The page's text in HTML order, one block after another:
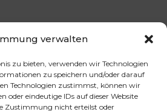
verwalten
zu bieten, verwenden wir Technologien
zu speichern und/oder darauf
Technologien zustimmst, können wir
oder eindeutige IDs auf dieser Website
Zustimmung nicht erteilst oder
im Dauerbetrieb – Wie KI-
die CO₂-Bilanz…